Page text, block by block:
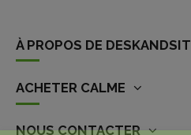
À PROPOS DE DESKANDSIT
ACHETER CALME
NOUS CONTACTER